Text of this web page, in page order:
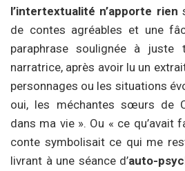
l’intertextualité n’apporte rien
de contes agréables et une
paraphrase soulignée à juste
narratrice, après avoir lu un
personnages ou les situations
oui, les méchantes sœurs de
dans ma vie ». Ou « ce qu’avait
conte symbolisait ce qui me
livrant à une séance d’auto-